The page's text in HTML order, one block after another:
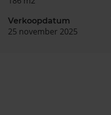
Verkoopdatum
25 november 2025